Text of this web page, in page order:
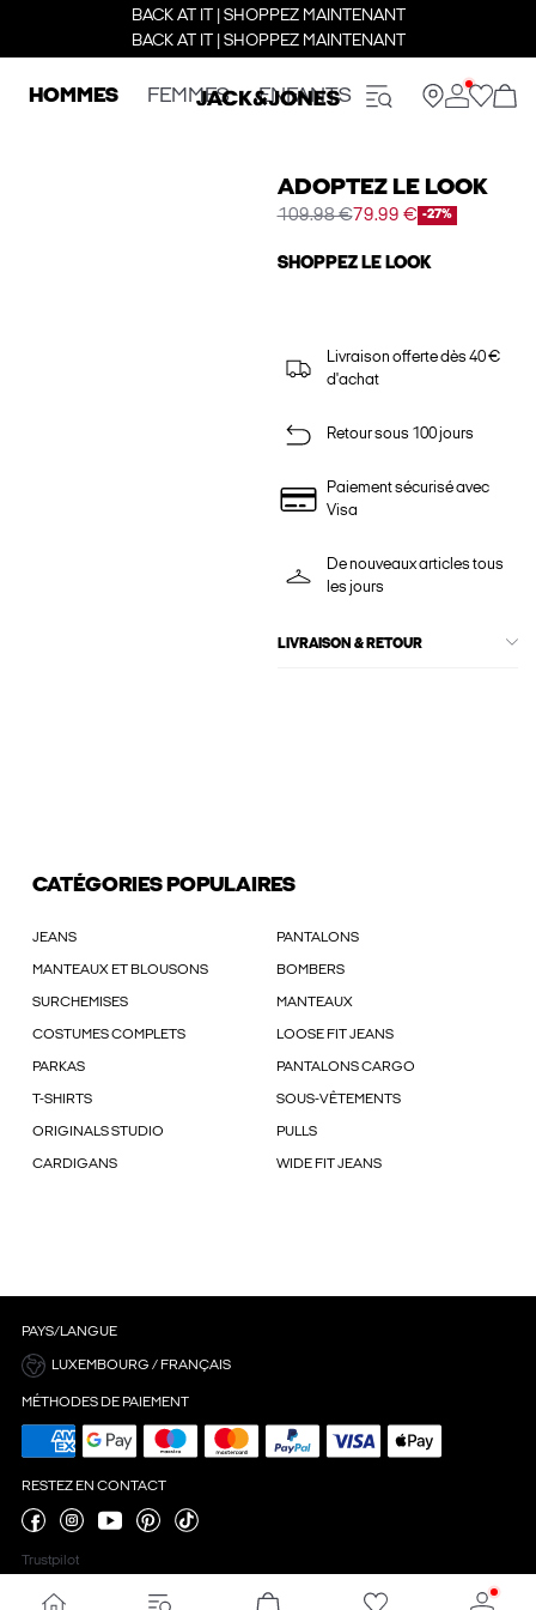
BACK AT IT | SHOPPEZ MAINTENANT
BACK AT IT | SHOPPEZ MAINTENANT
HOMMES FEMMES ENFANTS
ADOPTEZ LE LOOK
109.98 €79.99 € -27%
SHOPPEZ LE LOOK
Livraison offerte dès 40 €
d'achat
Retour sous 100 jours
Paiement sécurisé avec
Visa
De nouveaux articles tous
les jours
LIVRAISON & RETOUR
CATÉGORIES POPULAIRES
JEANS PANTALONS
MANTEAUX ET BLOUSONS BOMBERS
SURCHEMISES MANTEAUX
COSTUMES COMPLETS LOOSE FIT JEANS
PARKAS PANTALONS CARGO
T-SHIRTS SOUS-VÊTEMENTS
ORIGINALS STUDIO PULLS
CARDIGANS WIDE FIT JEANS
PAYS/LANGUE
LUXEMBOURG / FRANÇAIS
MÉTHODES DE PAIEMENT
RESTEZ EN CONTACT
Trustpilot